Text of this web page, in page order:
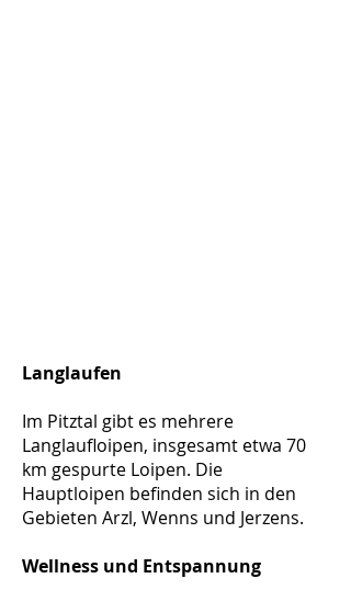
Langlaufen
Im Pitztal gibt es mehrere
Langlaufloipen, insgesamt etwa 70
km gespurte Loipen. Die
Hauptloipen befinden sich in den
Gebieten Arzl, Wenns und Jerzens.
Wellness und Entspannung